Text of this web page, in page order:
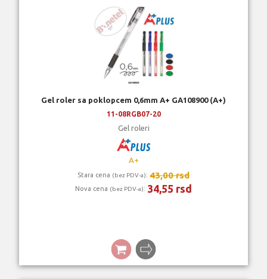
Gel roler sa poklopcem 0,6mm A+ GA108900 (A+)
11-08RGB07-20
Gel roleri
A+
Stara cena (bez PDV-a): 43,00 rsd
Nova cena (bez PDV-a): 34,55 rsd